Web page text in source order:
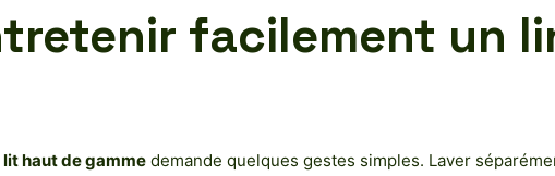
facilement un
haut de gamme demande quelques gestes simples. Laver